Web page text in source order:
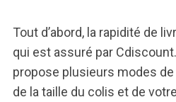
Tout d’abord, la rapidité de
qui est assuré par
propose plusieurs modes
de la taille du colis et de